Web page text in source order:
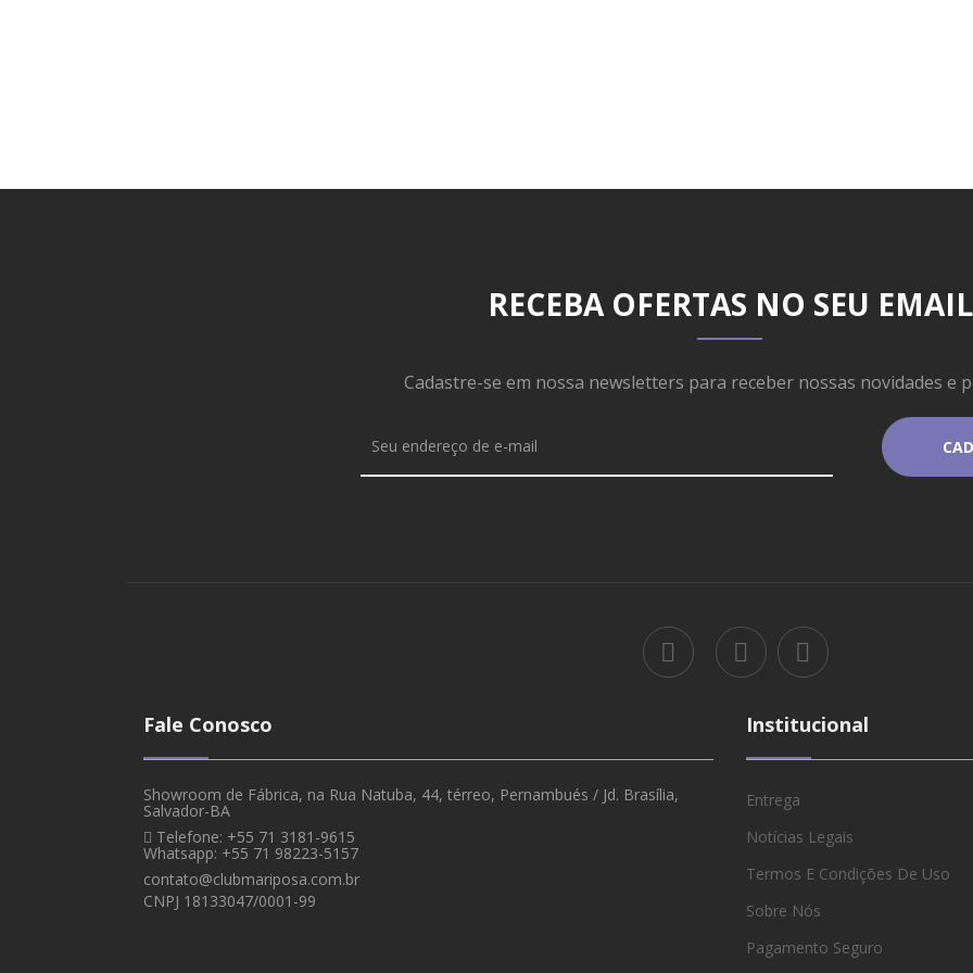
RECEBA OFERTAS NO SEU EMAIL
Cadastre-se em nossa newsletters para receber nossas novidades e
Fale Conosco
Showroom de Fábrica, na Rua Natuba, 44, térreo, Pernambués / Jd. Brasília,
Salvador-BA
Telefone: +55 71 3181-9615
Whatsapp: +55 71 98223-5157
contato@clubmariposa.com.br
CNPJ 18133047/0001-99
Institucional
Entrega
Notícias Legais
Termos E Condições De Uso
Sobre Nós
Pagamento Seguro